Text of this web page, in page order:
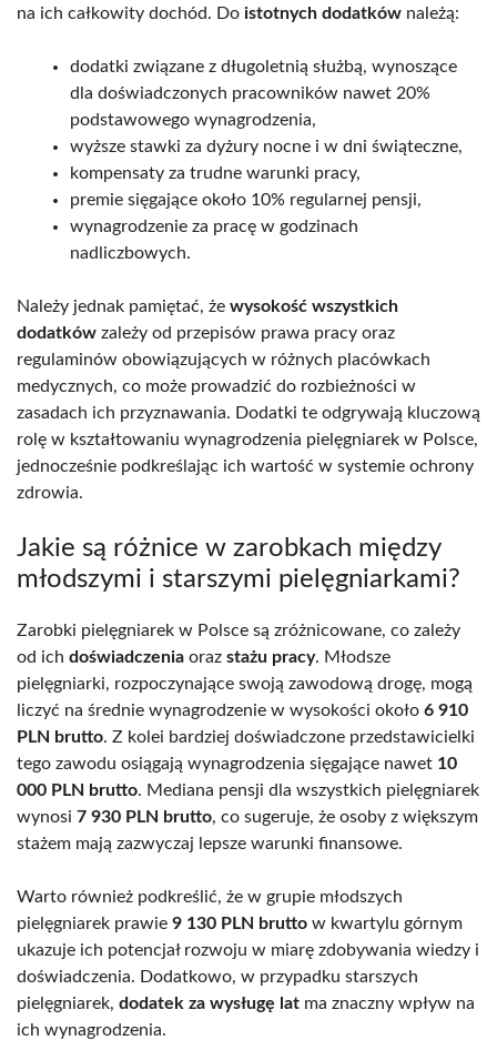
na ich całkowity dochód. Do istotnych dodatków należą:
dodatki związane z długoletnią służbą, wynoszące
dla doświadczonych pracowników nawet 20%
podstawowego wynagrodzenia,
wyższe stawki za dyżury nocne i w dni świąteczne,
kompensaty za trudne warunki pracy,
premie sięgające około 10% regularnej pensji,
wynagrodzenie za pracę w godzinach
nadliczbowych.
Należy jednak pamiętać, że wysokość wszystkich
dodatków zależy od przepisów prawa pracy oraz
regulaminów obowiązujących w różnych placówkach
medycznych, co może prowadzić do rozbieżności w
zasadach ich przyznawania. Dodatki te odgrywają kluczową
rolę w kształtowaniu wynagrodzenia pielęgniarek w Polsce,
jednocześnie podkreślając ich wartość w systemie ochrony
zdrowia.
Jakie są różnice w zarobkach między
młodszymi i starszymi pielęgniarkami?
Zarobki pielęgniarek w Polsce są zróżnicowane, co zależy
od ich doświadczenia oraz stażu pracy. Młodsze
pielęgniarki, rozpoczynające swoją zawodową drogę, mogą
liczyć na średnie wynagrodzenie w wysokości około 6 910
PLN brutto. Z kolei bardziej doświadczone przedstawicielki
tego zawodu osiągają wynagrodzenia sięgające nawet 10
000 PLN brutto. Mediana pensji dla wszystkich pielęgniarek
wynosi 7 930 PLN brutto, co sugeruje, że osoby z większym
stażem mają zazwyczaj lepsze warunki finansowe.
Warto również podkreślić, że w grupie młodszych
pielęgniarek prawie 9 130 PLN brutto w kwartylu górnym
ukazuje ich potencjał rozwoju w miarę zdobywania wiedzy i
doświadczenia. Dodatkowo, w przypadku starszych
pielęgniarek, dodatek za wysługę lat ma znaczny wpływ na
ich wynagrodzenia.